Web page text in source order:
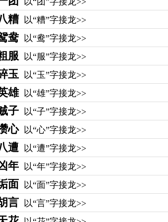
糟 以“糟”字接龙>>
鸯 以“鸯”字接龙>>
服 以“服”字接龙>>
玉 以“玉”字接龙>>
雄 以“雄”字接龙>>
子 以“子”字接龙>>
心 以“心”字接龙>>
遭 以“遭”字接龙>>
年 以“年”字接龙>>
面 以“面”字接龙>>
言 以“言”字接龙>>